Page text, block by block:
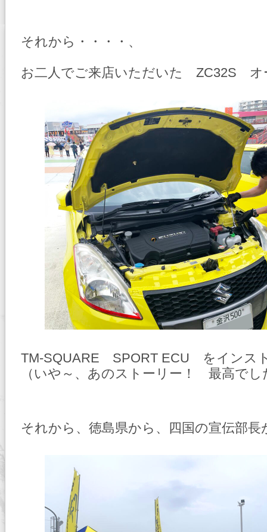
それから・・・・、
お二人でご来店いただいた ZC32S オ
TM-SQUARE SPORT ECU をインス
（いや～、あのストーリー！ 最高でし
それから、徳島県から、四国の宣伝部長